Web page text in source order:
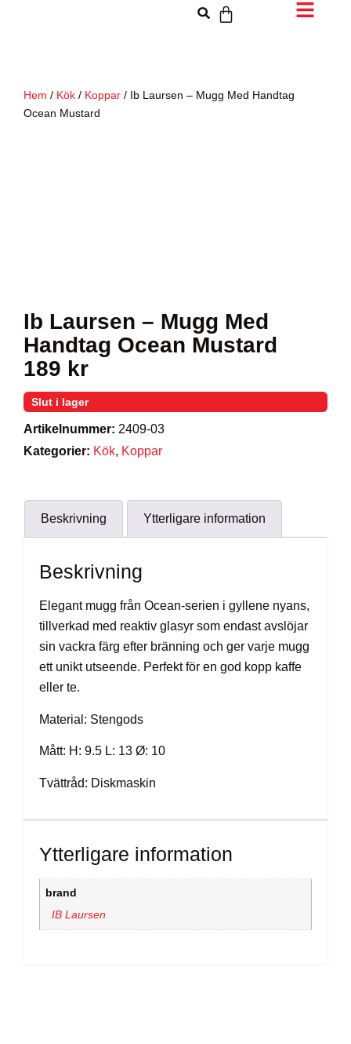
Hem / Kök / Koppar / Ib Laursen – Mugg Med Handtag
Ocean Mustard
Ib Laursen – Mugg Med
Handtag Ocean Mustard
189 kr
Slut i lager
Artikelnummer: 2409-03
Kategorier: Kök, Koppar
Beskrivning Ytterligare information
Beskrivning
Elegant mugg från Ocean-serien i gyllene nyans,
tillverkad med reaktiv glasyr som endast avslöjar
sin vackra färg efter bränning och ger varje mugg
ett unikt utseende. Perfekt för en god kopp kaffe
eller te.
Material: Stengods
Mått: H: 9.5 L: 13 Ø: 10
Tvättråd: Diskmaskin
Ytterligare information
brand
IB Laursen